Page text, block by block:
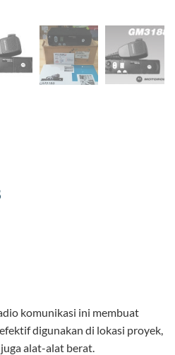
komunikasi ini membuat
digunakan di lokasi proyek,
alat-alat berat.